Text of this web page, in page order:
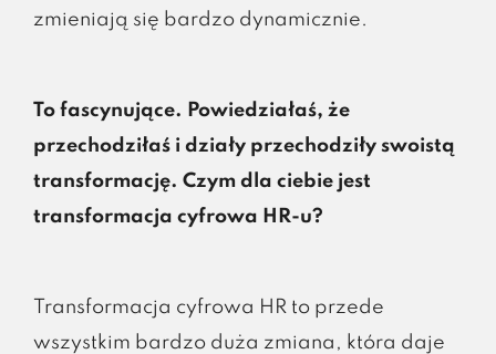
zmieniają się bardzo dynamicznie.
To fascynujące. Powiedziałaś, że
przechodziłaś i działy przechodziły swoistą
transformację. Czym dla ciebie jest
transformacja cyfrowa HR-u?
Transformacja cyfrowa HR to przede
wszystkim bardzo duża zmiana, która daje